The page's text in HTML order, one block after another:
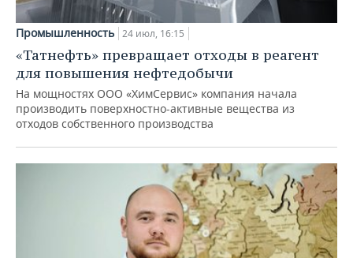
Промышленность 24 июл, 16:15
«Татнефть» превращает отходы в реагент
для повышения нефтедобычи
На мощностях ООО «ХимСервис» компания начала
производить поверхностно-активные вещества из
отходов собственного производства